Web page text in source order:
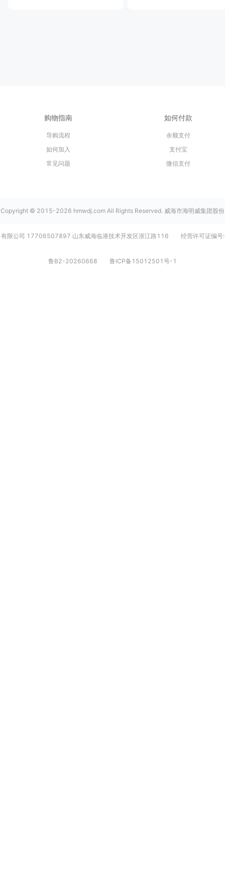
购物指南
导购流程
如何加入
常见问题
如何付款
余额支付
支付宝
微信支付
Copyright © 2015-2026 hmwdj.com All Rights Reserved. 威海市海明威集团股份
有限公司 17706507897 山东威海临港技术开发区浙江路116 经营许可证编号:
鲁B2-20260668 鲁ICP备15012501号-1